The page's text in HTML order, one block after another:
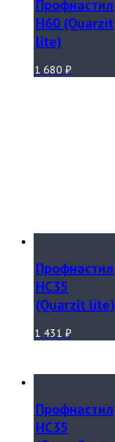
Профнастил
Н60 (Quarzit
lite)
1 680 ₽
Профнастил
НС35
(Quarzit lite)
1 431 ₽
Профнастил
НС35